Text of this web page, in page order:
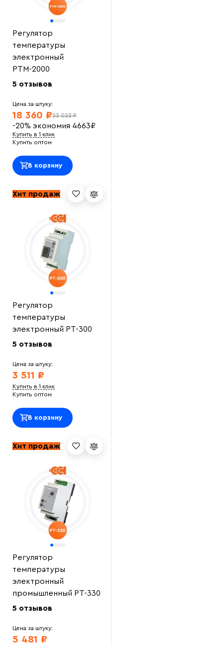
Регулятор
температуры
электронный
РТМ-2000
5 отзывов
Цена за штуку:
23 023 ₽
18 360 ₽
-20% экономия 4663₽
Купить в 1 клик
Купить оптом
В корзину
Хит продаж
Регулятор
температуры
электронный РТ-300
5 отзывов
Цена за штуку:
3 511 ₽
Купить в 1 клик
Купить оптом
В корзину
Хит продаж
Регулятор
температуры
электронный
промышленный РТ-330
5 отзывов
Цена за штуку:
5 481 ₽